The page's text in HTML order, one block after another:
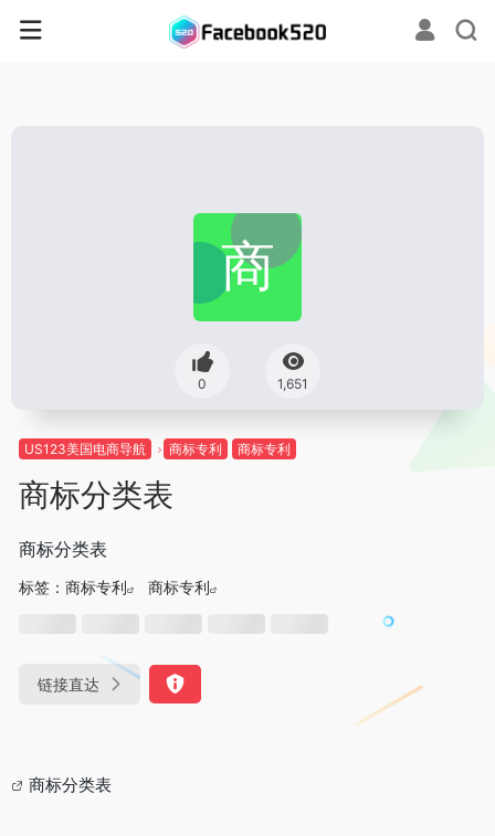
0 1,651
US123美国电商导航 商标专利 商标专利
商标分类表
商标分类表
标签： 商标专利 商标专利
链接直达
商标分类表